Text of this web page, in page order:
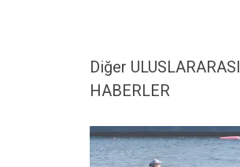
Diğer ULUSLARARASI
HABERLER